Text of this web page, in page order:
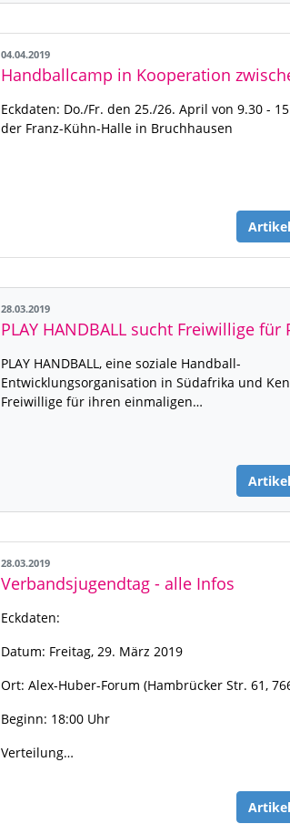
04.04.2019
Eckdaten: Do./Fr. den 25./26. April von 9.30 -
der Franz-Kühn-Halle in Bruchhausen
28.03.2019
PLAY HANDBALL, eine soziale Handball-
Entwicklungsorganisation in Südafrika und
Freiwillige für ihren einmaligen…
28.03.2019
Verbandsjugendtag - alle Infos
Eckdaten:
Datum: Freitag, 29. März 2019
Ort: Alex-Huber-Forum (Hambrücker Str. 61,
Beginn: 18:00 Uhr
Verteilung…